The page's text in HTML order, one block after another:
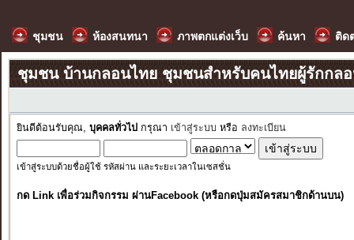
ชุมชน ห้องสนทนา ภาพตกแต่งเว็บ ค้นหา ติด
ชุมชน บ้านกลอนไทย ชุมชนสำหรับคนไทยผู้รักกล
ยินดีต้อนรับคุณ, บุคคลทั่วไป กรุณา เข้าสู่ระบบ หรือ ลงทะเบียน
เข้าสู่ระบบด้วยชื่อผู้ใช้ รหัสผ่าน และระยะเวลาในเซสชั่น
กด Link เพื่อร่วมกิจกรรม ผ่านFacebook (หรือกดปุ่มสมัครสมาชิกด้านบน)